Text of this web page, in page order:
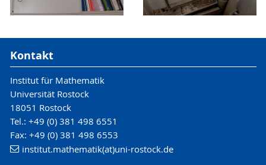
Kontakt
Institut für Mathematik
Universität Rostock
18051 Rostock
Tel.: +49 (0) 381 498 6551
Fax: +49 (0) 381 498 6553
institut.mathematik(at)uni-rostock.de